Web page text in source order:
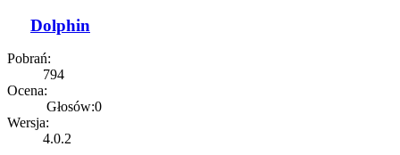
Dolphin
Pobrań:
794
Ocena:
Głosów:0
Wersja:
4.0.2